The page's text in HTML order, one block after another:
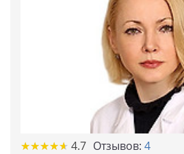
★★★★★
★★★★★ 4.7 Отзывов: 4